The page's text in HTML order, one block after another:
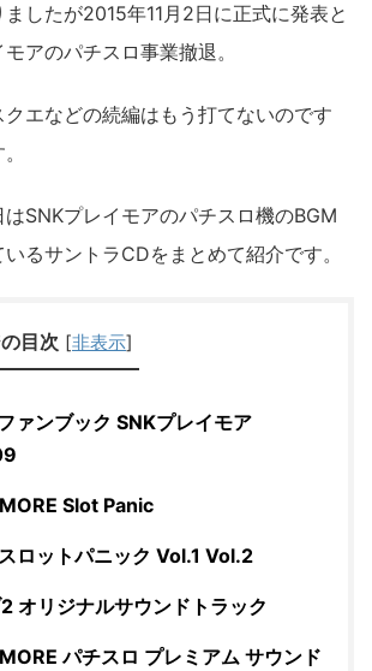
したが2015年11月2日に正式に発表と
アのパチスロ事業撤退。
エなどの続編はもう打てないのです
SNKプレイモアのパチスロ機のBGM
るサントラCDをまとめて紹介です。
目次 [非表示]
ァンブック SNKプレイモア
Slot Panic
ロットパニック Vol.1 Vol.2
オリジナルサウンドトラック
パチスロ プレミアム サウンド